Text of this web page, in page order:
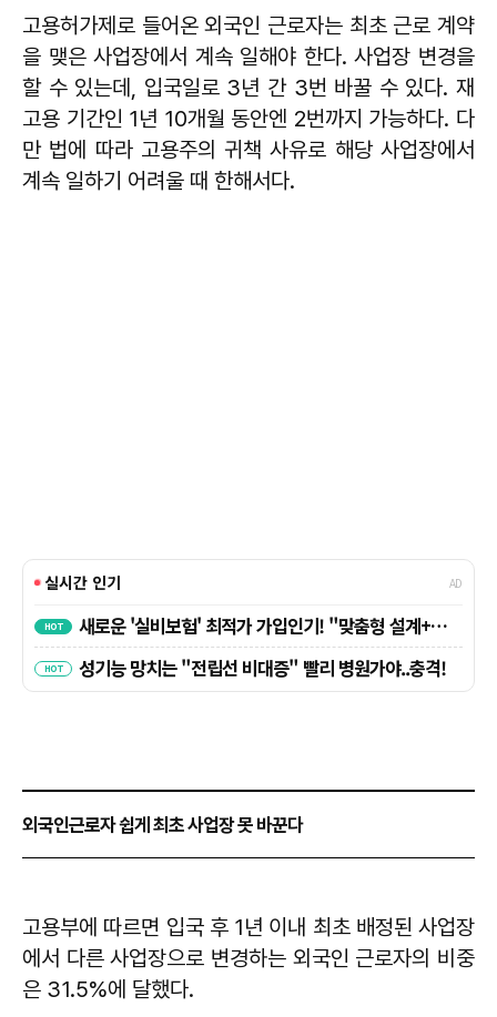
고용허가제로 들어온 외국인 근로자는 최초 근로 계약
을 맺은 사업장에서 계속 일해야 한다. 사업장 변경을
할 수 있는데, 입국일로 3년 간 3번 바꿀 수 있다. 재
고용 기간인 1년 10개월 동안엔 2번까지 가능하다. 다
만 법에 따라 고용주의 귀책 사유로 해당 사업장에서
계속 일하기 어려울 때 한해서다.
외국인근로자 쉽게 최초 사업장 못 바꾼다
고용부에 따르면 입국 후 1년 이내 최초 배정된 사업장
에서 다른 사업장으로 변경하는 외국인 근로자의 비중
은 31.5%에 달했다.